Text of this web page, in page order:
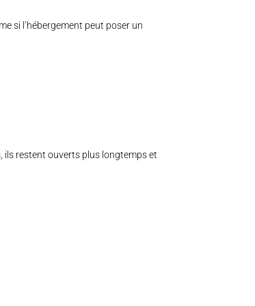
si l’hébergement peut poser un
ils restent ouverts plus longtemps et